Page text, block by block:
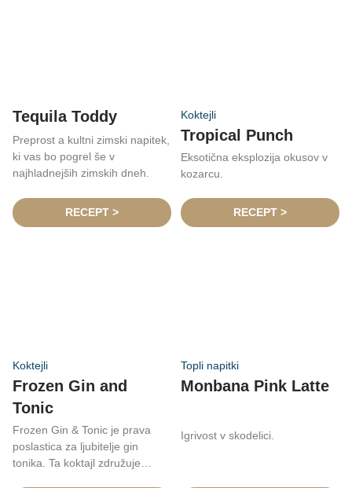
Tequila Toddy
Preprost a kultni zimski napitek,
ki vas bo pogrel še v
najhladnejših zimskih dneh.
RECEPT >
Koktejli
Tropical Punch
Eksotična eksplozija okusov v
kozarcu.
RECEPT >
Koktejli
Frozen Gin and
Tonic
Frozen Gin & Tonic je prava
poslastica za ljubitelje gin
tonika. Ta koktajl združuje
Topli napitki
Monbana Pink Latte
Igrivost v skodelici.